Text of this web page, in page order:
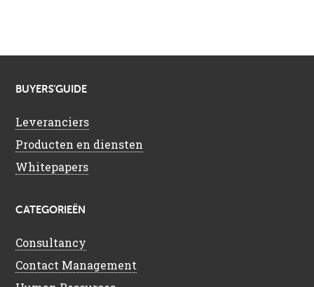
BUYERS’GUIDE
Leveranciers
Producten en diensten
Whitepapers
CATEGORIEËN
Consultancy
Contact Management